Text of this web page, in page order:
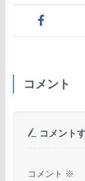
コメント
コメント
コメント ※